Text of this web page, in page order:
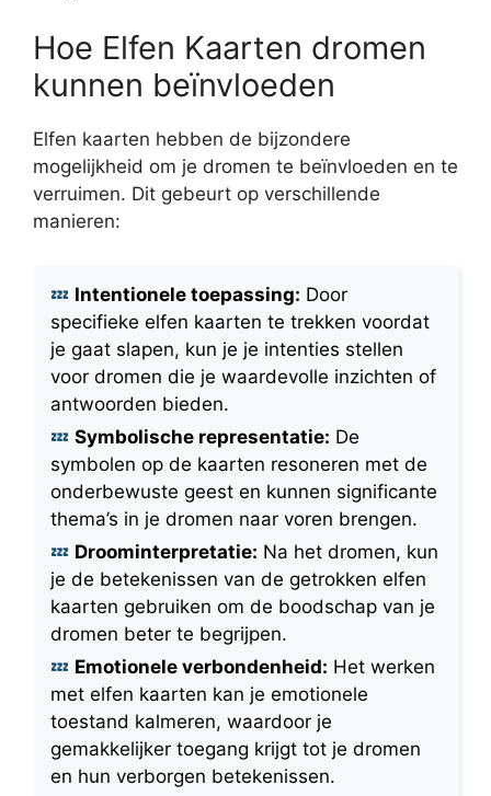
Hoe Elfen Kaarten dromen
kunnen beïnvloeden
Elfen kaarten hebben de bijzondere
mogelijkheid om je dromen te beïnvloeden en te
verruimen. Dit gebeurt op verschillende
manieren:
Intentionele toepassing: Door
specifieke elfen kaarten te trekken voordat
je gaat slapen, kun je je intenties stellen
voor dromen die je waardevolle inzichten of
antwoorden bieden.
Symbolische representatie: De
symbolen op de kaarten resoneren met de
onderbewuste geest en kunnen significante
thema’s in je dromen naar voren brengen.
Droominterpretatie: Na het dromen, kun
je de betekenissen van de getrokken elfen
kaarten gebruiken om de boodschap van je
dromen beter te begrijpen.
Emotionele verbondenheid: Het werken
met elfen kaarten kan je emotionele
toestand kalmeren, waardoor je
gemakkelijker toegang krijgt tot je dromen
en hun verborgen betekenissen.